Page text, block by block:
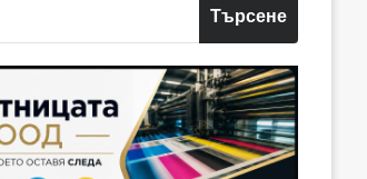
Търсене